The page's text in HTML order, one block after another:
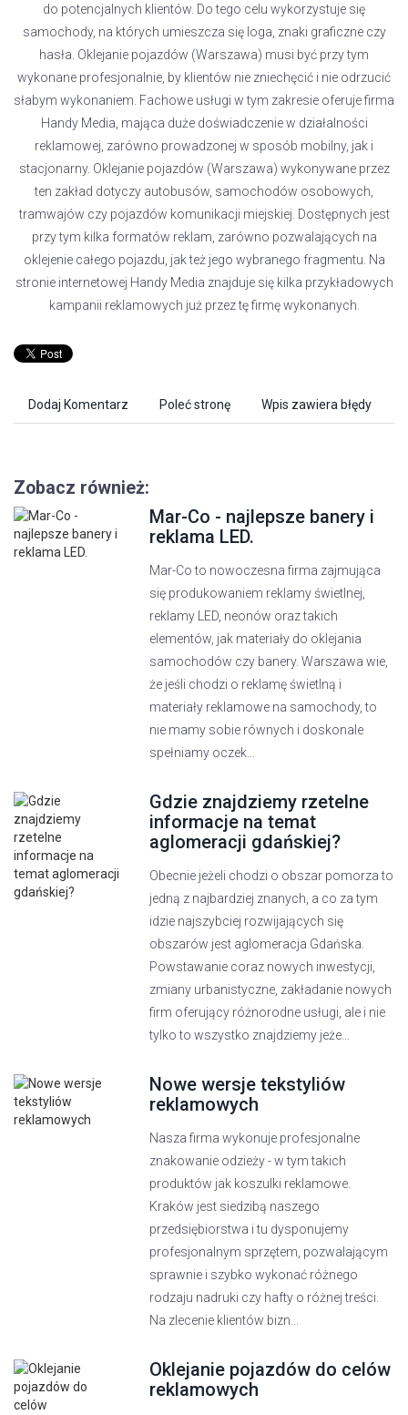
do potencjalnych klientów. Do tego celu wykorzystuje się
samochody, na których umieszcza się loga, znaki graficzne czy
hasła. Oklejanie pojazdów (Warszawa) musi być przy tym
wykonane profesjonalnie, by klientów nie zniechęcić i nie odrzucić
słabym wykonaniem. Fachowe usługi w tym zakresie oferuje firma
Handy Media, mająca duże doświadczenie w działalności
reklamowej, zarówno prowadzonej w sposób mobilny, jak i
stacjonarny. Oklejanie pojazdów (Warszawa) wykonywane przez
ten zakład dotyczy autobusów, samochodów osobowych,
tramwajów czy pojazdów komunikacji miejskiej. Dostępnych jest
przy tym kilka formatów reklam, zarówno pozwalających na
oklejenie całego pojazdu, jak też jego wybranego fragmentu. Na
stronie internetowej Handy Media znajduje się kilka przykładowych
kampanii reklamowych już przez tę firmę wykonanych.
Dodaj Komentarz Poleć stronę Wpis zawiera błędy
Zobacz również:
Mar-Co - najlepsze banery i
reklama LED.
Mar-Co to nowoczesna firma zajmująca
się produkowaniem reklamy świetlnej,
reklamy LED, neonów oraz takich
elementów, jak materiały do oklejania
samochodów czy banery. Warszawa wie,
że jeśli chodzi o reklamę świetlną i
materiały reklamowe na samochody, to
nie mamy sobie równych i doskonale
spełniamy oczek...
Gdzie znajdziemy rzetelne
informacje na temat
aglomeracji gdańskiej?
Obecnie jeżeli chodzi o obszar pomorza to
jedną z najbardziej znanych, a co za tym
idzie najszybciej rozwijających się
obszarów jest aglomeracja Gdańska.
Powstawanie coraz nowych inwestycji,
zmiany urbanistyczne, zakładanie nowych
firm oferujący różnorodne usługi, ale i nie
tylko to wszystko znajdziemy jeże...
Nowe wersje tekstyliów
reklamowych
Nasza firma wykonuje profesjonalne
znakowanie odzieży - w tym takich
produktów jak koszulki reklamowe.
Kraków jest siedzibą naszego
przedsiębiorstwa i tu dysponujemy
profesjonalnym sprzętem, pozwalającym
sprawnie i szybko wykonać różnego
rodzaju nadruki czy hafty o różnej treści.
Na zlecenie klientów bizn...
Oklejanie pojazdów do celów
reklamowych